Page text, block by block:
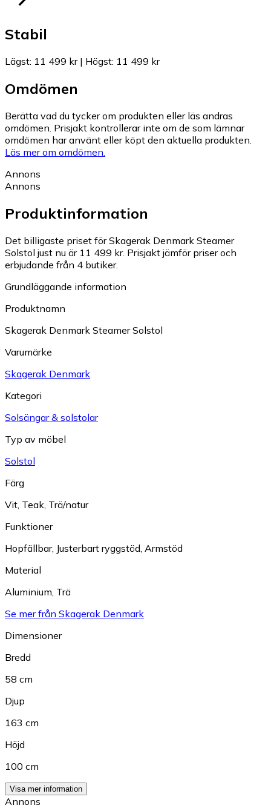
Stabil
Lägst: 11 499 kr| Högst: 11 499 kr
Omdömen
Berätta vad du tycker om produkten eller läs andras
omdömen. Prisjakt kontrollerar inte om de som lämnar
omdömen har använt eller köpt den aktuella produkten.
Läs mer om omdömen.
Annons
Annons
Produktinformation
Det billigaste priset för Skagerak Denmark Steamer
Solstol just nu är 11 499 kr. Prisjakt jämför priser och
erbjudande från 4 butiker.
Grundläggande information
Produktnamn
Skagerak Denmark Steamer Solstol
Varumärke
Skagerak Denmark
Kategori
Solsängar & solstolar
Typ av möbel
Solstol
Färg
Vit, Teak, Trä/natur
Funktioner
Hopfällbar, Justerbart ryggstöd, Armstöd
Material
Aluminium, Trä
Se mer från Skagerak Denmark
Dimensioner
Bredd
58 cm
Djup
163 cm
Höjd
100 cm
Visa mer information
Annons